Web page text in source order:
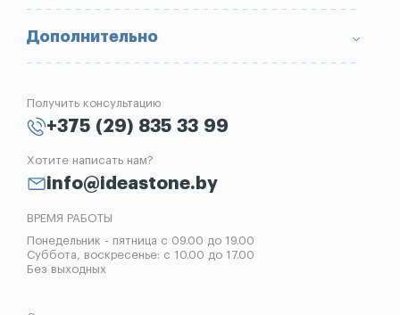
Портфолио
Вопрос-Ответ
Блог
Контакты
Ограды
Надгробные плиты
Вазы
Благоустройство могил
Изготовление памятников
Рассрочка на памятник
Реставрация памятников
Демонтаж памятников
Дополнительно
Получить консультацию
+375 (29) 835 33 99
Хотите написать нам?
info@ideastone.by
ВРЕМЯ РАБОТЫ
Понедельник - пятница с 09.00 до 19.00
Суббота, воскресенье: с 10.00 до 17.00
Без выходных